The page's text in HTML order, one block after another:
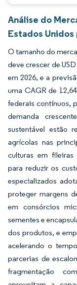
Análise do
Estados
O tamanho do
deve crescer de
em 2026, e a
uma CAGR de
federais contínuos,
demanda
sustentável estão
agrícolas nas
culturas em fileiras
para reduzir os
especializados
proteger margens
em consórcios
sementes e
dos produtos, e
acelerando o
parcerias de
fragmentação